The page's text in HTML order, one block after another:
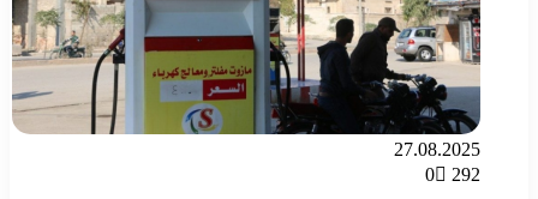
27.08.2025
0
292